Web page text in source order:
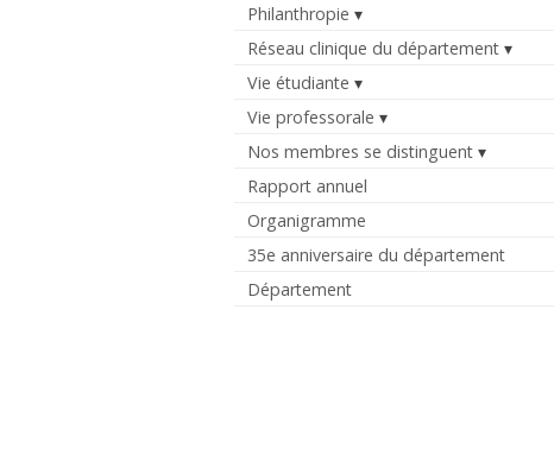
Philanthropie
Réseau clinique du département
Vie étudiante
Vie professorale
Nos membres se distinguent
Rapport annuel
Organigramme
35e anniversaire du département
Département